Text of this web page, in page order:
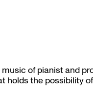
of pianist and
holds the possibility